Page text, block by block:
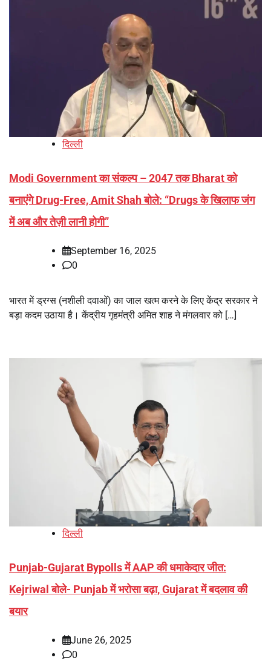
दिल्ली
Modi Government का संकल्प – 2047 तक Bharat को
बनाएंगे Drug-Free, Amit Shah बोले: “Drugs के खिलाफ जंग
में अब और तेज़ी लानी होगी”
September 16, 2025
0
भारत में ड्रग्स (नशीली दवाओं) का जाल खत्म करने के लिए केंद्र सरकार ने
बड़ा कदम उठाया है। केंद्रीय गृहमंत्री अमित शाह ने मंगलवार को […]
दिल्ली
Punjab-Gujarat Bypolls में AAP की धमाकेदार जीत:
Kejriwal बोले- Punjab में भरोसा बढ़ा, Gujarat में बदलाव की
बयार
June 26, 2025
0